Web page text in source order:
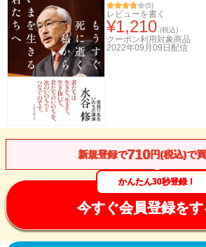
(5)
レビューを書く
¥1,210 (税込)
クーポン利用対象商品
2022年09月09日 配信
新規登録で710円(税込)で
かんたん30秒登録！
今すぐ会員登録をす